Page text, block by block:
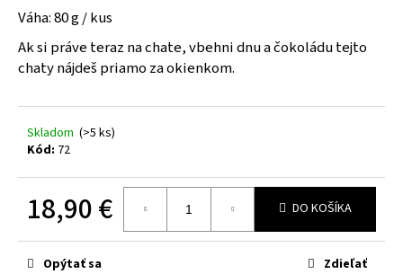
Váha: 80 g / kus
Ak si práve teraz na chate, vbehni dnu a čokoládu tejto
chaty nájdeš priamo za okienkom.
Skladom (>5 ks)
Kód: 72
18,90 €
cena:
DO KOŠÍKA
Opýtať sa Zdieľať
O
p
o
ú